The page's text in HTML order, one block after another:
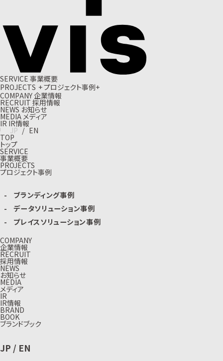
SERVICE 事業概要
PROJECTS +プロジェクト事例+
COMPANY企業情報
RECRUIT 採用情報
NEWS お知らせ
MEDIA メディア
IR IR情報
JP / EN
TOP
トップ
SERVICE
事業概要
PROJECTS
プロジェクト事例
ブランディング事例
データソリューション事例
プレイスソリューション事例
COMPANY
企業情報
RECRUIT
採用情報
NEWS
お知らせ
MEDIA
メディア
IR
IR情報
BRAND
BOOK
ブランドブック
JP / EN